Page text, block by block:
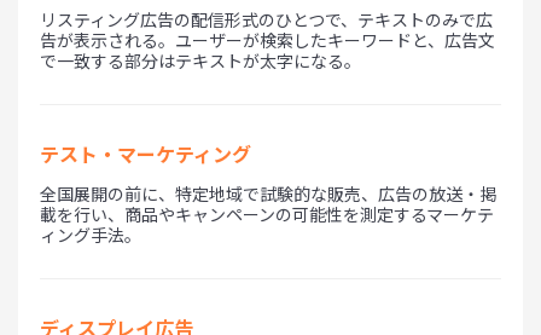
リスティング広告の配信形式のひとつで、テキストのみで広
告が表示される。ユーザーが検索したキーワードと、広告文
で一致する部分はテキストが太字になる。
テスト・マーケティング
全国展開の前に、特定地域で試験的な販売、広告の放送・掲
載を行い、商品やキャンペーンの可能性を測定するマーケテ
ィング手法。
ディスプレイ広告